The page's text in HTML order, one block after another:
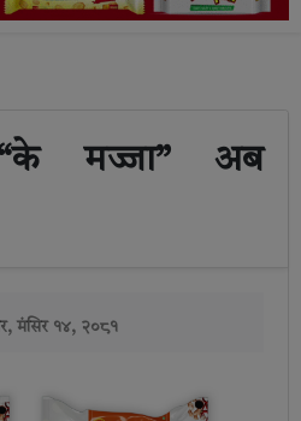
“के मज्जा” अब
मंसिर १४, २०८१